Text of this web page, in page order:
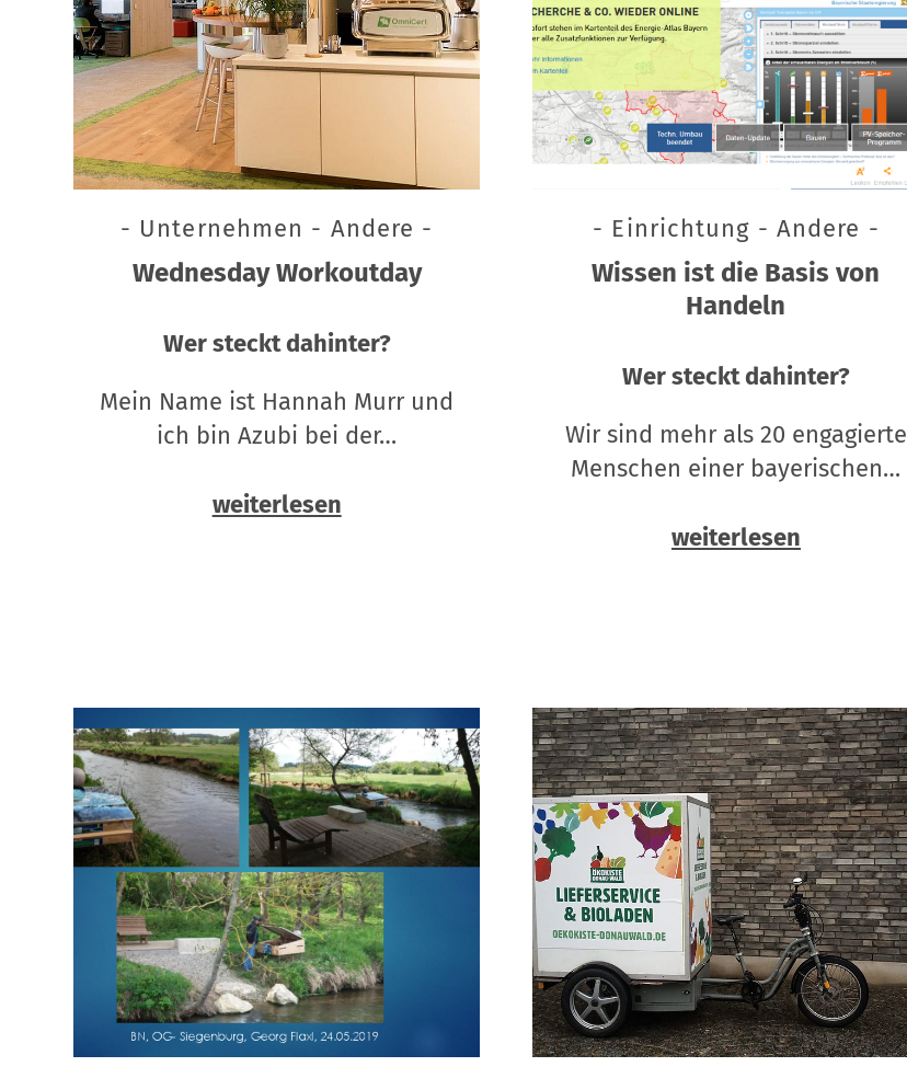
- Unternehmen - Andere -
Wednesday Workoutday
Wer steckt dahinter?
Mein Name ist Hannah Murr und
ich bin Azubi bei der…
weiterlesen
- Einrichtung - Andere -
Wissen ist die Basis von
Handeln
Wer steckt dahinter?
Wir sind mehr als 20 engagierte
Menschen einer bayerischen…
weiterlesen